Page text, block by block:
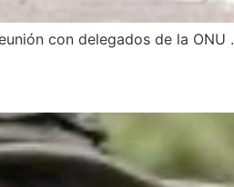
con delegados de la ONU .